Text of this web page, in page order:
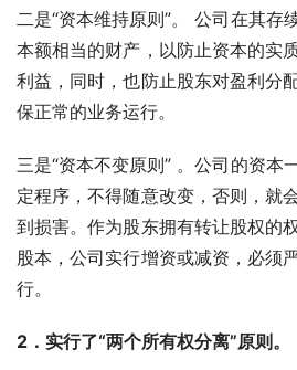
二是“资本维持原则”。 公司在其存
本额相当的财产，以防止资本的实
利益，同时，也防止股东对盈利分
保正常的业务运行。
三是“资本不变原则” 。公司的资本
定程序，不得随意改变，否则，就
到损害。作为股东拥有转让股权的
股本，公司实行增资或减资，必须
行。
2 ．实行了“两个所有权分离”原则。